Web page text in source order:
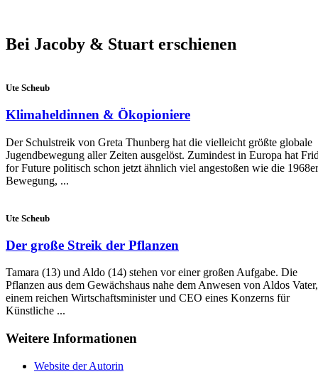
Bei Jacoby & Stuart erschienen
Ute Scheub
Klimaheldinnen & Ökopioniere
Der Schulstreik von Greta Thunberg hat die vielleicht größte globale
Jugendbewegung aller Zeiten ausgelöst. Zumindest in Europa hat
for Future politisch schon jetzt ähnlich viel angestoßen wie die
Bewegung, ...
Ute Scheub
Der große Streik der Pflanzen
Tamara (13) und Aldo (14) stehen vor einer großen Aufgabe. Die
Pflanzen aus dem Gewächshaus nahe dem Anwesen von Aldos Vater,
einem reichen Wirtschaftsminister und CEO eines Konzerns für
Künstliche ...
Weitere Informationen
Website der Autorin